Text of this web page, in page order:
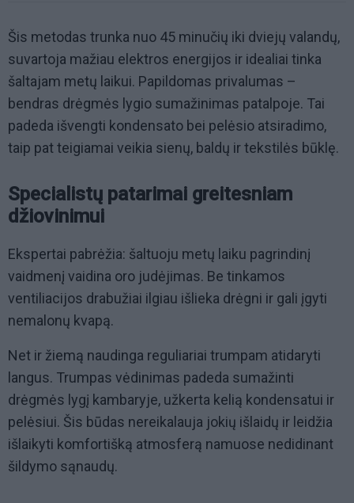
Šis metodas trunka nuo 45 minučių iki dviejų valandų,
suvartoja mažiau elektros energijos ir idealiai tinka
šaltajam metų laikui. Papildomas privalumas –
bendras drėgmės lygio sumažinimas patalpoje. Tai
padeda išvengti kondensato bei pelėsio atsiradimo,
taip pat teigiamai veikia sienų, baldų ir tekstilės būklę.
Specialistų patarimai greitesniam
džiovinimui
Ekspertai pabrėžia: šaltuoju metų laiku pagrindinį
vaidmenį vaidina oro judėjimas. Be tinkamos
ventiliacijos drabužiai ilgiau išlieka drėgni ir gali įgyti
nemalonų kvapą.
Net ir žiemą naudinga reguliariai trumpam atidaryti
langus. Trumpas vėdinimas padeda sumažinti
drėgmės lygį kambaryje, užkerta kelią kondensatui ir
pelėsiui. Šis būdas nereikalauja jokių išlaidų ir leidžia
išlaikyti komfortišką atmosferą namuose nedidinant
šildymo sąnaudų.